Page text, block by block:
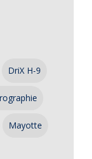
DriX H-9
Mayotte